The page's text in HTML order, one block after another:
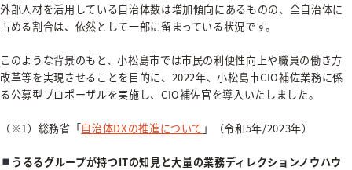
外部人材を活用している自治体数は増加傾向にあるものの、全自治体に
占める割合は、依然として一部に留まっている状況です。
このような背景のもと、小松島市では市民の利便性向上や職員の働き方
改革等を実現させることを目的に、2022年、小松島市CIO補佐業務に係
る公募型プロポーザルを実施し、CIO補佐官を導入いたしました。
（※1）総務省「自治体DXの推進について 」（令和5年/2023年）
うるるグループが持つITの知見と大量の業務ディレクションノウハウ